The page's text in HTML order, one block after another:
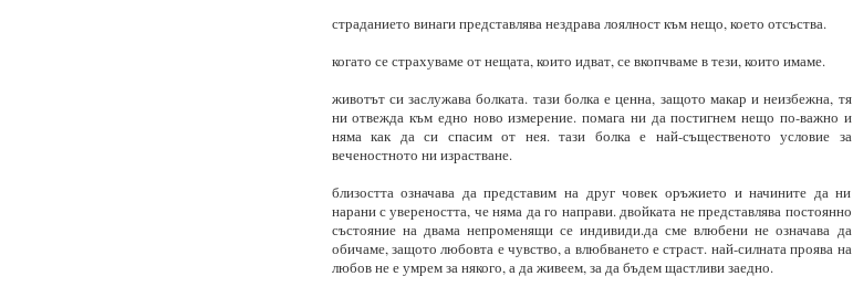
страданието винаги представлява нездрава лоялност към нещо, което отсъства.
когато се страхуваме от нещата, които идват, се вкопчваме в тези, които имаме.
животът си заслужава болката. тази болка е ценна, защото макар и неизбежна, тя
ни отвежда към едно ново измерение. помага ни да постигнем нещо по-важно и
няма как да си спасим от нея. тази болка е най-същественото условие за
веченостното ни израстване.
близостта означава да представим на друг човек оръжието и начините да ни
нарани с увереността, че няма да го направи. двойката не представлява постоянно
състояние на двама непроменящи се индивиди.да сме влюбени не означава да
обичаме, защото любовта е чувство, а влюбването е страст. най-силната проява на
любов не е умрем за някого, а да живеем, за да бъдем щастливи заедно.